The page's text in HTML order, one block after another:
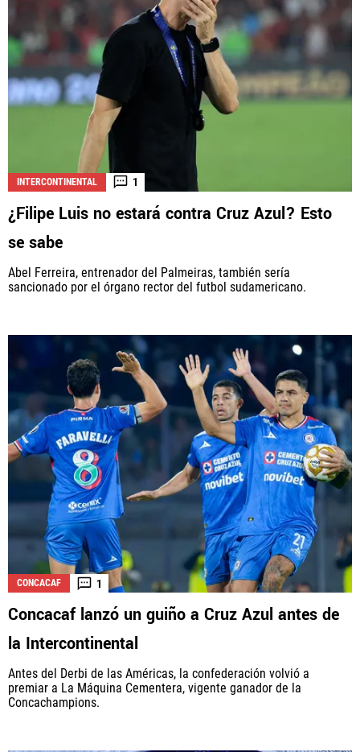
INTERCONTINENTAL 1
¿Filipe Luis no estará contra Cruz Azul? Esto
se sabe
Abel Ferreira, entrenador del Palmeiras, también sería
sancionado por el órgano rector del futbol sudamericano.
CONCACAF 1
Concacaf lanzó un guiño a Cruz Azul antes de
la Intercontinental
Antes del Derbi de las Américas, la confederación volvió a
premiar a La Máquina Cementera, vigente ganador de la
Concachampions.